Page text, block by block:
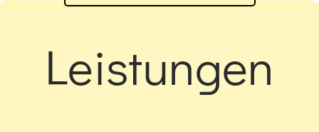
Leistungen